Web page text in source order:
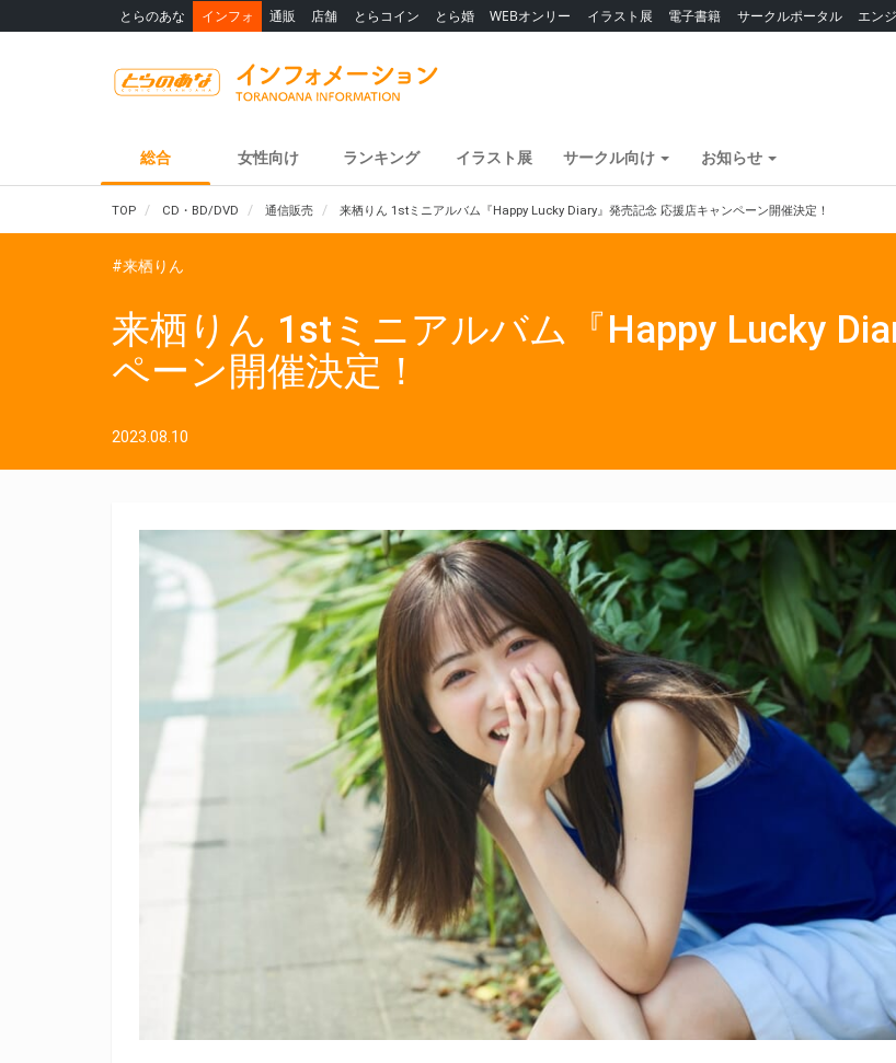
とらのあな インフォ 通販 店舗 とらコイン とら婚 WEBオンリー イラスト展 電子書籍 サークルポータル エン
総合 女性向け ランキング イラスト展 サークル向け お知らせ
TOP CD・BD/DVD 通信販売 来栖りん 1stミニアルバム『Happy Lucky Diary』発売記念 応援店キャンペーン開催決定！
#来栖りん
来栖りん 1stミニアルバム『Happy Lucky
ペーン開催決定！
2023.08.10